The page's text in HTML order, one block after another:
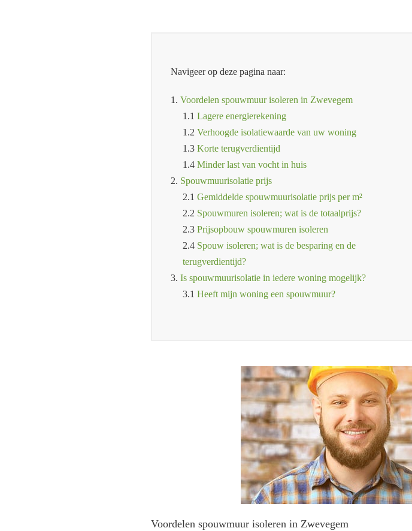
Navigeer op deze pagina naar:
1. Voordelen spouwmuur isoleren in Zwevegem
1.1 Lagere energierekening
1.2 Verhoogde isolatiewaarde van uw woning
1.3 Korte terugverdientijd
1.4 Minder last van vocht in huis
2. Spouwmuurisolatie prijs
2.1 Gemiddelde spouwmuurisolatie prijs per m²
2.2 Spouwmuren isoleren; wat is de totaalprijs?
2.3 Prijsopbouw spouwmuren isoleren
2.4 Spouw isoleren; wat is de besparing en de
terugverdientijd?
3. Is spouwmuurisolatie in iedere woning mogelijk?
3.1 Heeft mijn woning een spouwmuur?
Voordelen spouwmuur isoleren in Zwevegem